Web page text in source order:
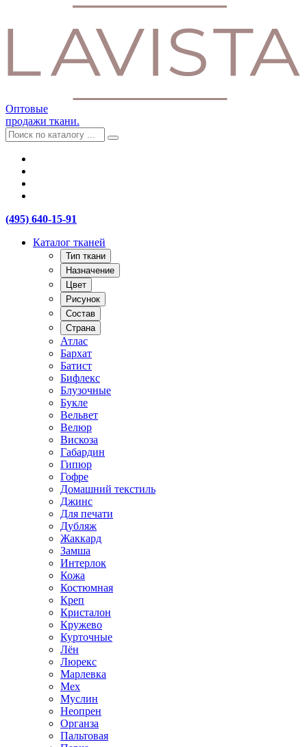
Оптовые
продажи ткани.
(495) 640-15-91
Каталог тканей
Тип ткани
Назначение
Цвет
Рисунок
Состав
Страна
Атлас
Бархат
Батист
Бифлекс
Блузочные
Букле
Вельвет
Велюр
Вискоза
Габардин
Гипюр
Гофре
Домашний текстиль
Джинс
Для печати
Дубляж
Жаккард
Замша
Интерлок
Кожа
Костюмная
Креп
Кристалон
Кружево
Курточные
Лён
Люрекс
Марлевка
Мех
Муслин
Неопрен
Органза
Пальтовая